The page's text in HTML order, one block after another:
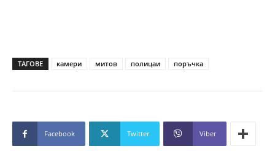
ТАГОВЕ камери митов полицаи поръчка
Facebook Twitter Viber